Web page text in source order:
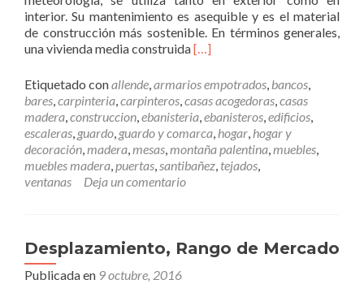
e
s
t
o
s
v
a
l
o
r
interior. Su mantenimiento es asequible y es el material
de construcción más sostenible. En términos generales,
una vivienda media construidaL
e
r
m
á
s
M
a
c
[…]
Etiquetado conallende,armarios empotrados, bancos,
bares,carpinteria,carpinteros,casas acogedoras,casas
madera,construccion,ebanisteria,ebanisteros,edificios,
escaleras, guardo, guardo y comarca, hogar, hogar y
decoración,madera,mesas,montaña palentina,muebles,
muebles madera,puertas,santibañez, tejados,
ventanas
Deja un comentario
Desplazamiento, Rango de Mercado
Publicada en 9 octubre, 2016